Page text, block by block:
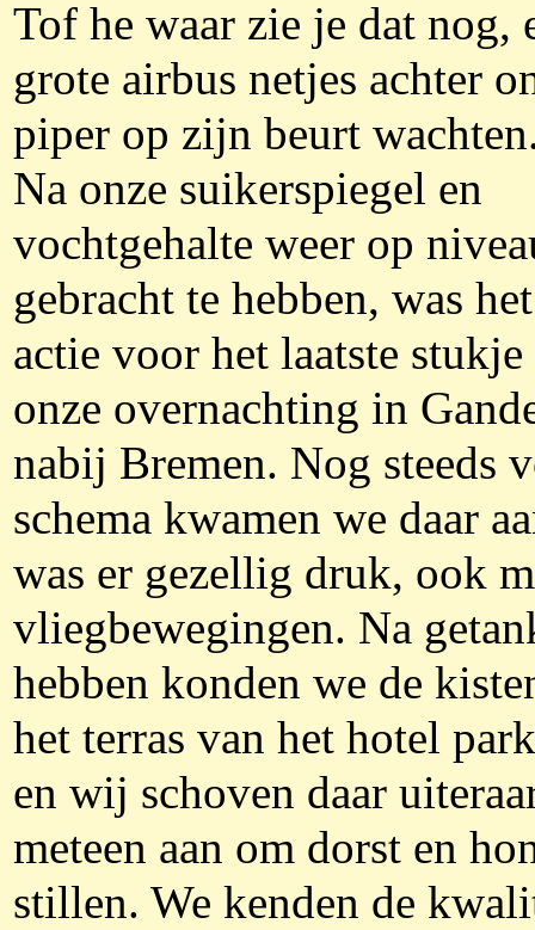
Tof he waar zie je dat nog,
grote airbus netjes achter
piper op zijn beurt
Na onze suikerspiegel en
vochtgehalte weer op
gebracht te hebben, was
actie voor het laatste stukje
onze overnachting in
nabij Bremen. Nog steeds
schema kwamen we daar
was er gezellig druk, ook
vliegbewegingen. Na
hebben konden we de
het terras van het hotel
en wij schoven daar
meteen aan om dorst en
stillen. We kenden de